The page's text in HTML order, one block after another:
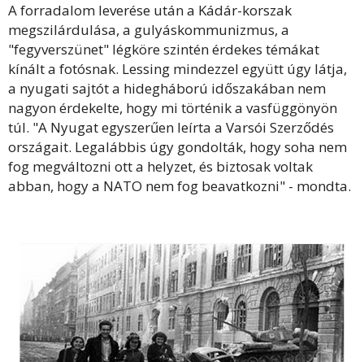
A forradalom leverése után a Kádár-korszak
megszilárdulása, a gulyáskommunizmus, a
"fegyverszünet" légköre szintén érdekes témákat
kínált a fotósnak. Lessing mindezzel együtt úgy látja,
a nyugati sajtót a hidegháború időszakában nem
nagyon érdekelte, hogy mi történik a vasfüggönyön
túl. "A Nyugat egyszerűen leírta a Varsói Szerződés
országait. Legalábbis úgy gondolták, hogy soha nem
fog megváltozni ott a helyzet, és biztosak voltak
abban, hogy a NATO nem fog beavatkozni" - mondta.